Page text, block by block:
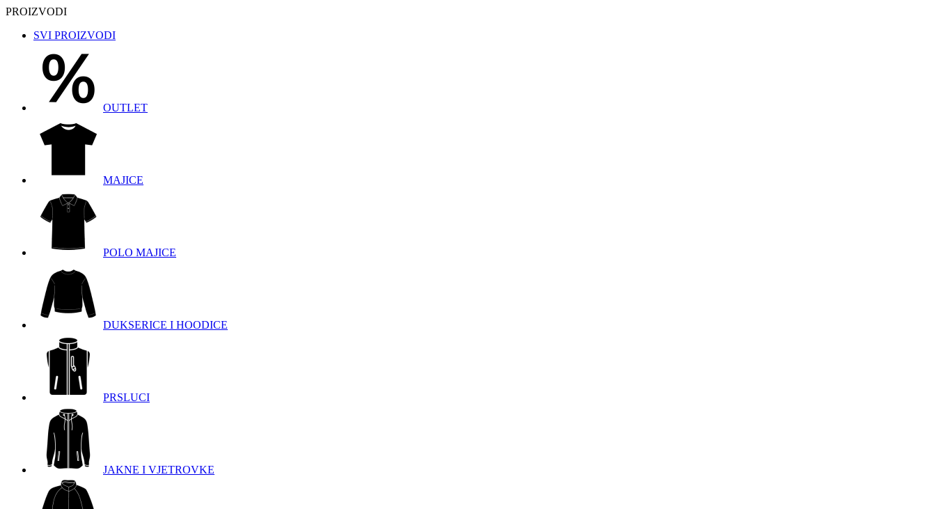
PROIZVODI
SVI PROIZVODI
OUTLET
MAJICE
POLO MAJICE
DUKSERICE I HOODICE
PRSLUCI
JAKNE I VJETROVKE